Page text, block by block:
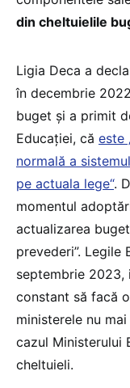
din cheltuielile
Ligia Deca a
în decembrie
buget și a primit
Educației, că este
normală a
pe actuala lege“.
momentul
actualizarea
prevederi”.
septembrie 2023,
constant să facă
ministerele nu
cazul Ministerului
cheltuieli.